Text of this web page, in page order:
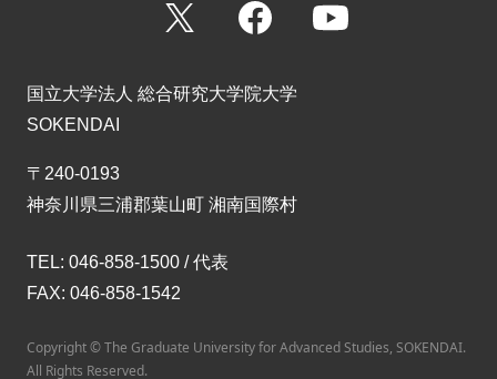
Facebook
国立大学法人 総合研究大学院大学
SOKENDAI
〒240-0193
神奈川県三浦郡葉山町 湘南国際村
TEL: 046-858-1500 / 代表
FAX: 046-858-1542
Copyright © The Graduate University for Advanced Studies, SOKENDAI.
All Rights Reserved.